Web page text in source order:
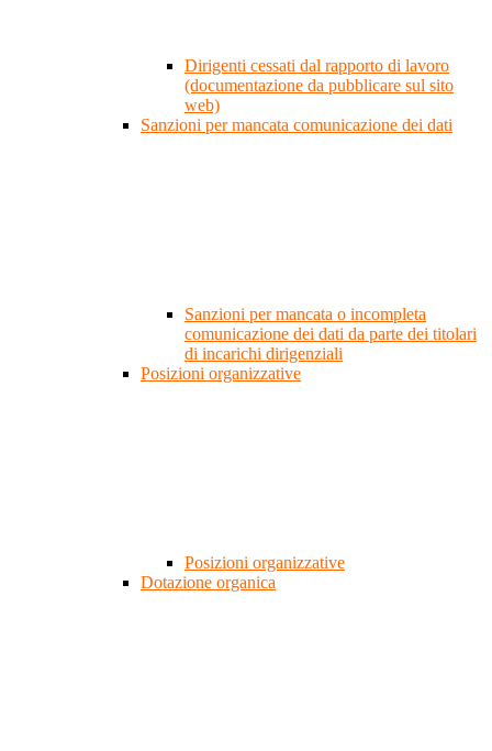
Dirigenti cessati dal rapporto di lavoro
(documentazione da pubblicare sul sito
web)
Sanzioni per mancata comunicazione dei dati
Sanzioni per mancata o incompleta
comunicazione dei dati da parte dei titolari
di incarichi dirigenziali
Posizioni organizzative
Posizioni organizzative
Dotazione organica